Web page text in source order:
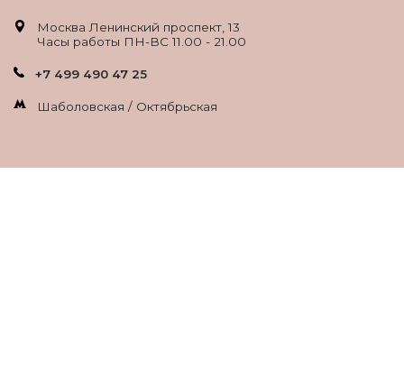
Москва Ленинский проспект, 13
Часы работы ПН-ВС 11.00 - 21.00
+7 499 490 47 25
Шаболовская / Октябрьская